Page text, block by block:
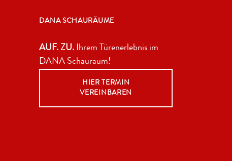
DANA SCHAURÄUME
AUF. ZU. Ihrem Türenerlebnis im
DANA Schauraum!
HIER TERMIN
VEREINBAREN